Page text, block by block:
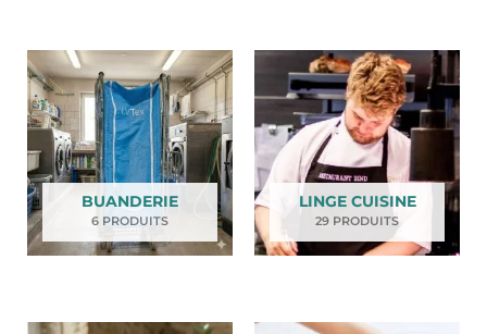
BUANDERIE
6 PRODUITS
LINGE CUISINE
29 PRODUITS